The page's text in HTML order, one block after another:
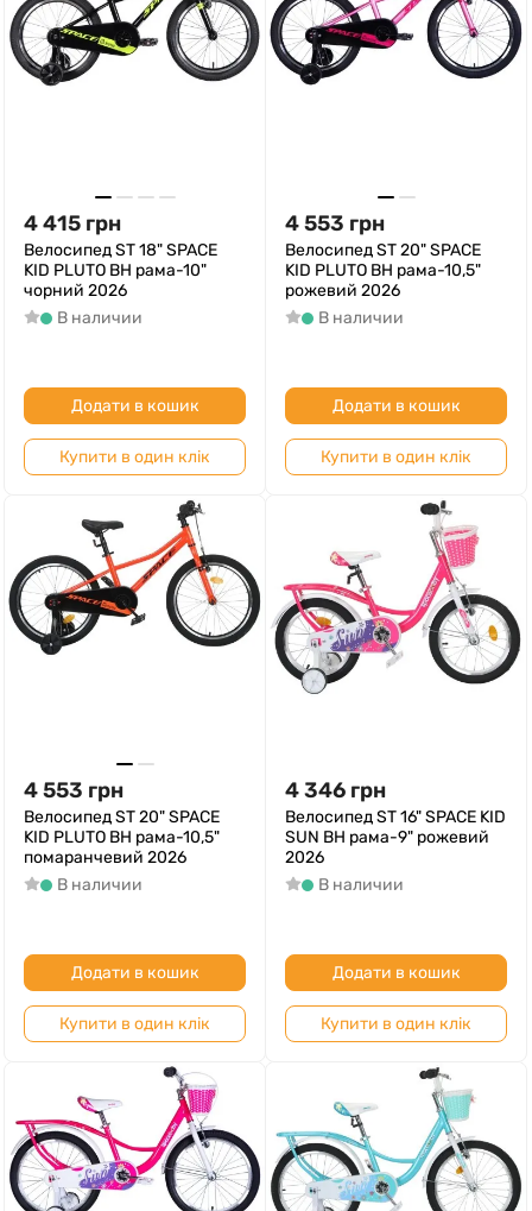
4 415 грн
Велосипед ST 18" SPACE
KID PLUTO BH рама-10"
чорний 2026
В наличии
Додати в кошик
Купити в один клік
4 553 грн
Велосипед ST 20" SPACE
KID PLUTO BH рама-10,5"
рожевий 2026
В наличии
Додати в кошик
Купити в один клік
4 553 грн
Велосипед ST 20" SPACE
KID PLUTO BH рама-10,5"
помаранчевий 2026
В наличии
Додати в кошик
Купити в один клік
4 346 грн
Велосипед ST 16" SPACE KID
SUN BH рама-9" рожевий
2026
В наличии
Додати в кошик
Купити в один клік